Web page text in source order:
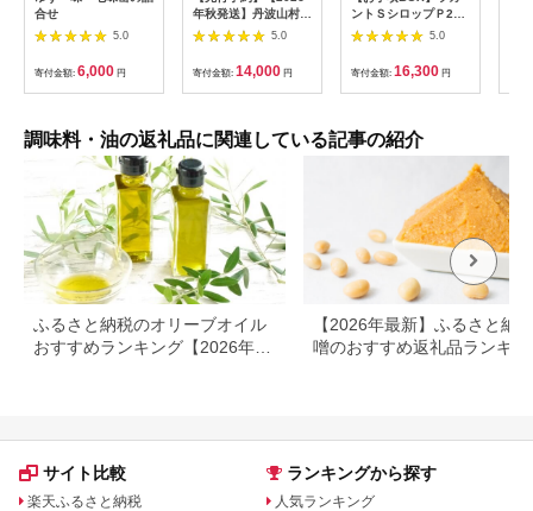
合せ
5.0
寄付金額: 6,000 円
年秋発送】丹波山村産
原木舞茸500g+舞茸だ
し(8g x6袋)セット
2026年9月下旬より順
次発送予定
【tab0118】
5.0
寄付金額: 14,000 円
ントＳシロップＰ280
ｇ 6本セット
(CL204-LS6)
5.0
寄付金額: 16,300 円
調味料・油の返礼品に関連している記事の紹介
ふるさと納税のオリーブオイル
おすすめランキング【2026年最
【2026年最新】ふるさと納
噌のおすすめ返礼品ランキン
サイト比較
楽天ふるさと納税
ランキングから探す
人気ランキング